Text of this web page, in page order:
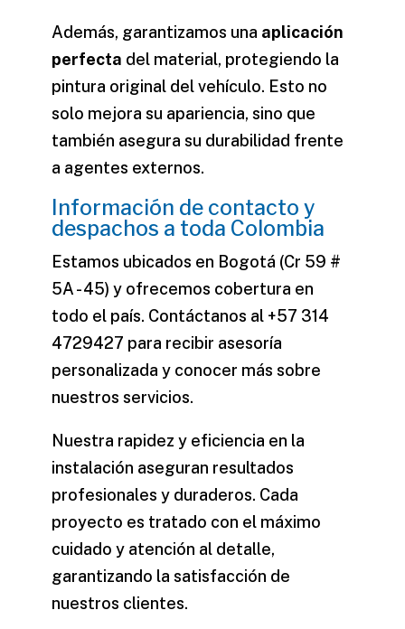
Además, garantizamos una aplicación
perfecta del material, protegiendo la
pintura original del vehículo. Esto no
solo mejora su apariencia, sino que
también asegura su durabilidad frente
a agentes externos.
Información de contacto y
despachos a toda Colombia
Estamos ubicados en Bogotá (Cr 59 #
5A - 45) y ofrecemos cobertura en
todo el país. Contáctanos al +57 314
4729427 para recibir asesoría
personalizada y conocer más sobre
nuestros servicios.
Nuestra rapidez y eficiencia en la
instalación aseguran resultados
profesionales y duraderos. Cada
proyecto es tratado con el máximo
cuidado y atención al detalle,
garantizando la satisfacción de
nuestros clientes.